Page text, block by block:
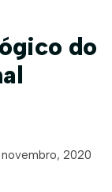
do
2020